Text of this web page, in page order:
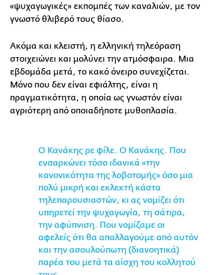
«ψυχαγωγικές» εκπομπές των καναλιών, με τον
γνωστό θλιβερό τους θίασο.
Ακόμα και κλειστή, η ελληνική τηλεόραση
στοιχειώνει και μολύνει την ατμόσφαιρα. Μια
εβδομάδα μετά, το κακό όνειρο συνεχίζεται.
Μόνο που δεν είναι εφιάλτης, είναι η
πραγματικότητα, η οποία ως γνωστόν είναι
αγριότερη από οποιαδήποτε μυθοπλασία.
Ο Κανάκης ρε φίλε. Ο Κανάκης. Που
ενσαρκώνει τόσο ιδανικά «την
κανονικότητα της λοβοτομής» όσο μια
πολύ μικρή και εκλεκτή κάστα
τηλεπαρουσιαστών, κι ας νομίζει ότι
υπηρετεί την ψυχαγωγία, τη σάτιρα,
την αφύπνιση. Που νομίζαμε οι
αφελείς ότι θα απαλλαγούμε από αυτόν
και την ασουλούπωτη (διανοητικά)
παρέα του μετά τα αίσχη του κολλητού